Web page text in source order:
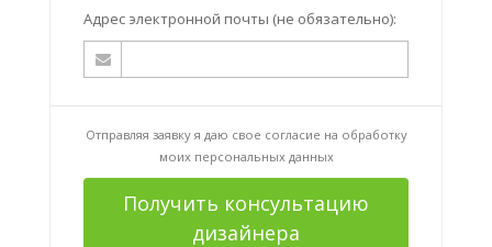
Адрес электронной почты (не обязательно):
Отправляя заявку я даю свое согласие на обработку
моих персональных данных
Получить консультацию
дизайнера